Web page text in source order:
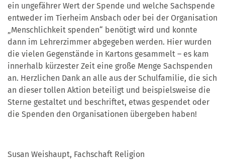
ein ungefährer Wert der Spende und welche Sachspende
entweder im Tierheim Ansbach oder bei der Organisation
„Menschlichkeit spenden“ benötigt wird und konnte
dann im Lehrerzimmer abgegeben werden. Hier wurden
die vielen Gegenstände in Kartons gesammelt – es kam
innerhalb kürzester Zeit eine große Menge Sachspenden
an. Herzlichen Dank an alle aus der Schulfamilie, die sich
an dieser tollen Aktion beteiligt und beispielsweise die
Sterne gestaltet und beschriftet, etwas gespendet oder
die Spenden den Organisationen übergeben haben!
Susan Weishaupt, Fachschaft Religion